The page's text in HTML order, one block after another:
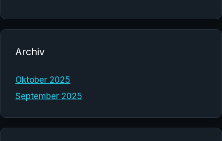
Archiv
Oktober 2025
September 2025